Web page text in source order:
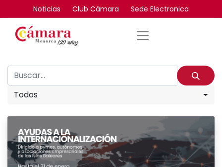
Noticias Club Cámara Sede Electronica
Todos